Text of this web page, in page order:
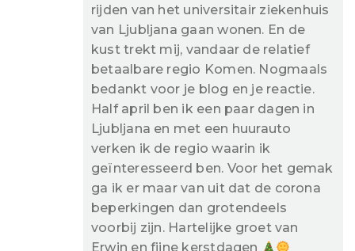
rijden van het universitair ziekenhuis
van Ljubljana gaan wonen. En de
kust trekt mij, vandaar de relatief
betaalbare regio Komen. Nogmaals
bedankt voor je blog en je reactie.
Half april ben ik een paar dagen in
Ljubljana en met een huurauto
verken ik de regio waarin ik
geïnteresseerd ben. Voor het gemak
ga ik er maar van uit dat de corona
beperkingen dan grotendeels
voorbij zijn. Hartelijke groet van
Erwin en fijne kerstdagen